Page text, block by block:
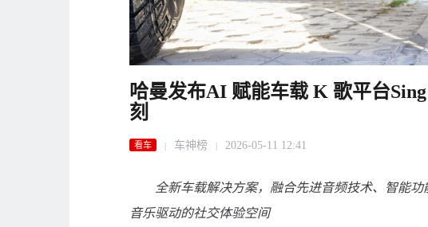
哈曼发布AI 赋能车载 K 歌平台
刻
看车 | 车神榜 | 2026-05-11 12:41
全新车载解决方案，融合先进音频技术、智能
音乐驱动的社交体验空间